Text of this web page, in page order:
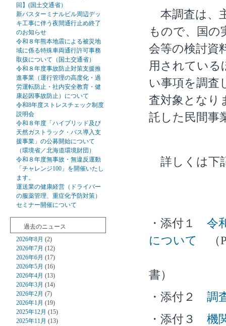
回】(国土交通省）
新バスターミナルビル周辺デッ
キ工事に伴う夜間通行止め終了
のお知らせ
令和８年熊本地震による被災地
域に係る特殊車両通行許可事務
取扱について（国土交通省）
令和８年度事故防止対策支援推
進事業（運行管理の高度化・過
労運転防止・社内安全教育・健
康起因事故防止）について
令和8年度ストレスチェック制度
説明会
令和８年度「ハイブリッド及び
天然ガストラック・バス導入支
援事業」の公募開始について
（環境省／北海道環境財団）
令和８年度無事故・無違反運動
「チャレンジ100」を開催いたし
ます。
運送業の健康経営（ドライバー
の服薬管理、重症化予防対策）
セミナー開催について
過去のニュース
2026年8月 (2)
2026年7月 (12)
2026年6月 (17)
2026年5月 (16)
2026年4月 (13)
2026年3月 (14)
2026年2月 (7)
2026年1月 (19)
2025年12月 (15)
2025年11月 (13)
本調査は、
もので、国の
会等の検討資
用されている
い事項を調査
査対象となり
託した民間事
詳しくは下
・添付１ 令
について
（
書）
・添付２ 調
・添付３ 機